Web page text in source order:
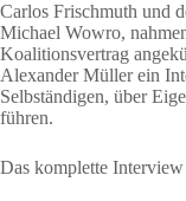
Carlos Frischmuth und
Michael Wowro,
Koalitionsvertrag
Alexander Müller ein
Selbständigen, über
führen.
Das komplette